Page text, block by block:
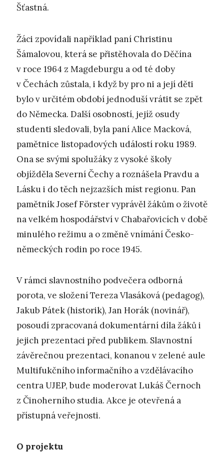
Šťastná.
Žáci zpovídali například paní Christinu
Šámalovou, která se přistěhovala do Děčína
v roce 1964 z Magdeburgu a od té doby
v Čechách zůstala, i když by pro ni a její děti
bylo v určitém období jednoduší vrátit se zpět
do Německa. Další osobností, jejíž osudy
studenti sledovali, byla paní Alice Macková,
pamětnice listopadových událostí roku 1989.
Ona se svými spolužáky z vysoké školy
objížděla Severní Čechy a roznášela Pravdu a
Lásku i do těch nejzazších míst regionu. Pan
pamětník Josef Förster vyprávěl žákům o životě
na velkém hospodářství v Chabařovicích v době
minulého režimu a o změně vnímání Česko-
německých rodin po roce 1945.
V rámci slavnostního podvečera odborná
porota, ve složení Tereza Vlasáková (pedagog),
Jakub Pátek (historik), Jan Horák (novinář),
posoudí zpracovaná dokumentární díla žáků i
jejich prezentaci před publikem. Slavnostní
závěrečnou prezentaci, konanou v zelené aule
Multifukčního informačního a vzdělávacího
centra UJEP, bude moderovat Lukáš Černoch
z Činoherního studia. Akce je otevřená a
přístupná veřejnosti.
O projektu